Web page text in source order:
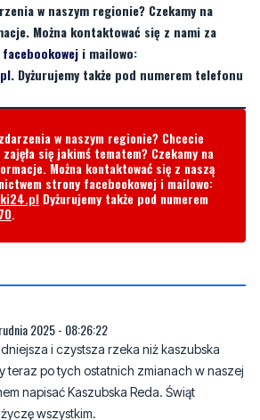
w naszym regionie? Czekamy na
Można kontaktować się z nami za
i mailowo:
. Dyżurujemy także pod numerem telefonu
w naszym regionie? Chcecie
się jakimś tematem? Czekamy na
Można kontaktować się z naszą
strony facebookowej i mailowo:
Dyżurujemy także pod numerem
.
2025 - 08:26:22
i czystsza rzeka niż kaszubska
teraz po tych ostatnich zmianach w naszej
napisać Kaszubska Reda. Świąt
wszystkim.